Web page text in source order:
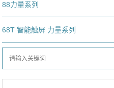
88力量系列
68T 智能触屏 力量系列